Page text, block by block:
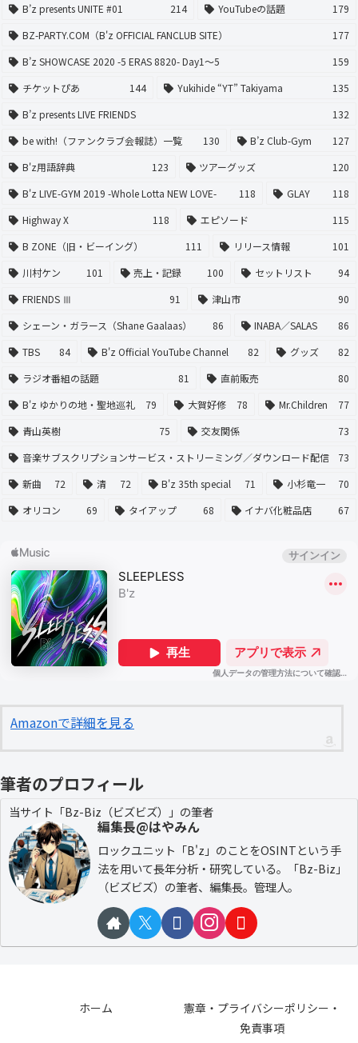
B’z presents UNITE #01
214 YouTubeの話題
179
BZ-PARTY.COM（B'z OFFICIAL FANCLUB SITE）
177
B’z SHOWCASE 2020 -5 ERAS 8820- Day1〜5
159
チケットぴあ
144 Yukihide “YT” Takiyama
135
B’z presents LIVE FRIENDS
132
be with!（ファンクラブ会報誌）一覧
130 B’z Club-Gym
127
B'z用語辞典
123 ツアーグッズ
120
B'z LIVE-GYM 2019 -Whole Lotta NEW LOVE-
118 GLAY
118
Highway X
118 エピソード
115
B ZONE（旧・ビーイング）
111 リリース情報
101
川村ケン
101 売上・記録 100 セットリスト
94
FRIENDS Ⅲ
91 津山市
90
シェーン・ガラース（Shane Gaalaas）
86 INABA／SALAS
86
TBS
84 B'z Official YouTube Channel 82 グッズ
82
ラジオ番組の話題
81 直前販売
80
B'z ゆかりの地・聖地巡礼
79 大賀好修 78 Mr.Children
77
青山英樹
75 交友関係
73
音楽サブスクリプションサービス・ストリーミング／ダウンロード配信
73
新曲
72 清 72 B'z 35th special 71 小杉竜一
70
オリコン
69 タイアップ 68 イナバ化粧品店 67
Amazonで詳細を見る
筆者のプロフィール
当サイト「Bz-Biz（ビズビズ）」の筆者
編集長@はやみん
ロックユニット「B'z」のことをOSINTという手
法を用いて長年分析・研究している。「Bz-Biz」
（ビズビズ）の筆者、編集長。管理人。
ホーム
憲章・プライバシーポリシー・
免責事項